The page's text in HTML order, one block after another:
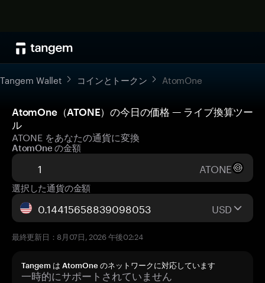
Tangem Wallet コインとトークン AtomOne
AtomOne（ATONE）の今日の価格 — ライブ換算ツー
ル
ATONE をあなたの通貨に変換
AtomOne の金額
ATONE
選択した通貨の金額
USD
最終更新日：8月07日, 2026 午後02:24
Tangem は AtomOne のネットワークに対応しています
一時的にサポートされていません